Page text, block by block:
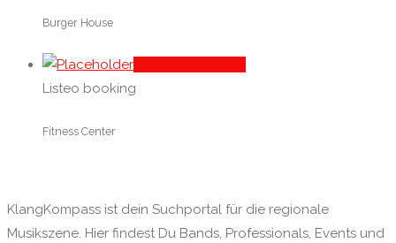
Burger House
Listeo booking
Fitness Center
KlangKompass ist dein Suchportal für die regionale
Musikszene. Hier findest Du Bands, Professionals, Events und